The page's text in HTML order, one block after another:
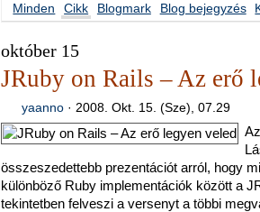
Minden
Cikk Blogmark Blog bejegyzés
október 15
JRuby on Rails – Az erő
yaanno ·2008. Okt. 15. (Sze), 07.29
összeszedettebb prezentációt arról, hogy
különböző Ruby implementációk között a
tekintetben felveszi a versenyt a többi